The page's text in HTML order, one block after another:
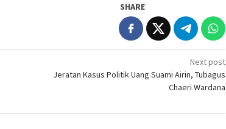
SHARE
Next post
Jeratan Kasus Politik Uang Suami Airin, Tubagus
Chaeri Wardana